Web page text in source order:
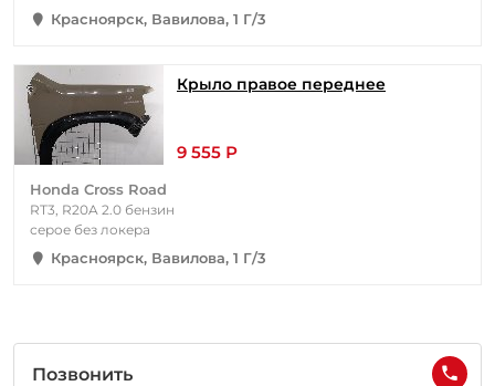
Красноярск, Вавилова, 1 Г/3
Крыло правое переднее
9 555 Р
Honda Cross Road
RT3, R20A 2.0 бензин
серое без локера
Красноярск, Вавилова, 1 Г/3
Позвонить